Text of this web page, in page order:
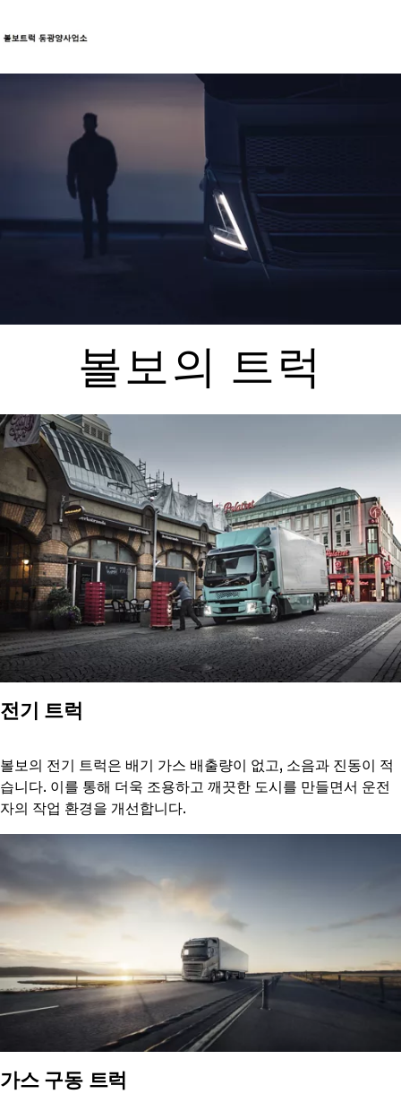
볼보의 트럭
전기 트럭
볼보의 전기 트럭은 배기 가스 배출량이 없고, 소음과 진동이 적
습니다. 이를 통해 더욱 조용하고 깨끗한 도시를 만들면서 운전
자의 작업 환경을 개선합니다.
가스 구동 트럭